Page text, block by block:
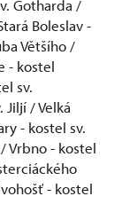
Gotharda /
Boleslav -
Většího /
- kostel
sv.
Jiljí / Velká
- kostel sv.
Vrbno - kostel
- kostel